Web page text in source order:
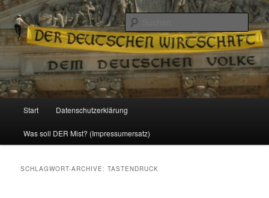
Reizzentrum
Politik, Wirtschaft, Soziales und Gesellschaft
Zum
Inhalt
Zum
sekundären
Start Datenschutzerklärung
Was soll DER Mist? (Impressumersatz)
SCHLAGWORT-ARCHIVE:TASTENDRUCK